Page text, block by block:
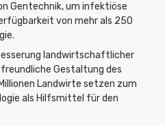
Gentechnik, um infektiöse
von mehr als 250
landwirtschaftlicher
Gestaltung des
Landwirte setzen zum
als Hilfsmittel für den